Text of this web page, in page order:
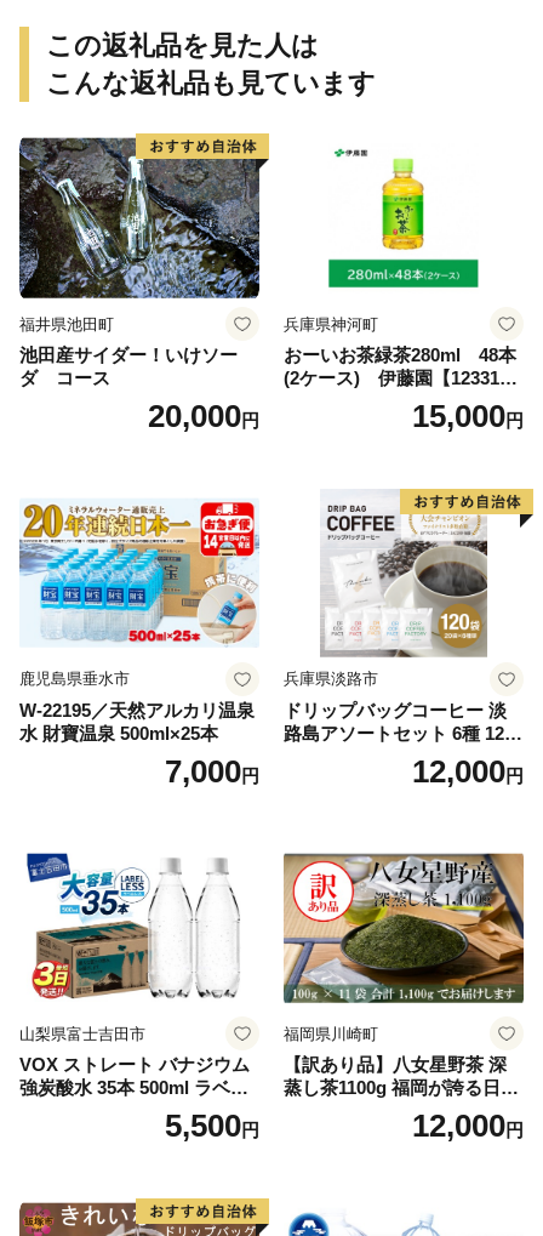
この返礼品を見た人は
こんな返礼品も見ています
福井県池田町
池田産サイダー！いけソー
ダ コース
20,000円
兵庫県神河町
おーいお茶緑茶280ml 48本
(2ケース) 伊藤園【123317
15,000円
鹿児島県垂水市
W-22195／天然アルカリ温泉
水 財寶温泉 500ml×25本
7,000円
兵庫県淡路市
ドリップバッグコーヒー 淡
路島アソートセット 6種 120
袋 飲み比べ コーヒー
12,000円
山梨県富士吉田市
VOX ストレート バナジウム
強炭酸水 35本 500ml ラベル
レス【富士吉田市限定カート
5,500円
福岡県川崎町
【訳あり品】八女星野茶 深
蒸し茶1100g 福岡が誇る日本
茶_ 訳アリ 常温 お茶 茶袋 常
備品 おちゃ ocha 茶葉 緑茶
小分け お土産 お取り寄せ グ
12,000円